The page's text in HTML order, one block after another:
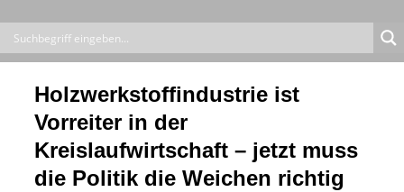
Holzwerkstoffindustrie ist
Vorreiter in der
Kreislaufwirtschaft – jetzt muss
die Politik die Weichen richtig